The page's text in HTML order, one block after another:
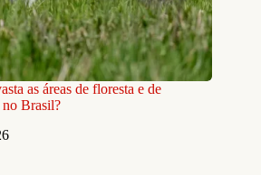
as áreas de floresta e de
Brasil?